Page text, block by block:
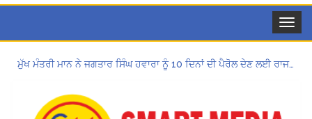
Toggle
ਮੁੱਖ ਮੰਤਰੀ ਮਾਨ ਨੇ ਜਗਤਾਰ ਸਿੰਘ ਹਵਾਰਾ ਨੂੰ 10 ਦਿਨਾਂ ਦੀ ਪੈਰੋਲ ਦੇਣ ਲਈ ਰਾਜਪਾਲ ਨੂੰ ਲਿਖਿਆ ਪੱਤਰ